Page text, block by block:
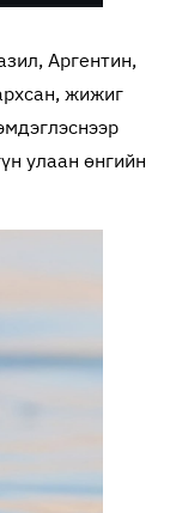
Аргентин,
жижиг
улаан өнгийн